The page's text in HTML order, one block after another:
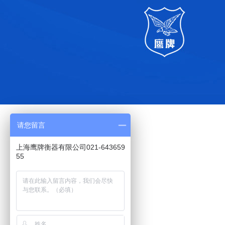
请您留言
上海鹰牌衡器有限公司021-643659
55